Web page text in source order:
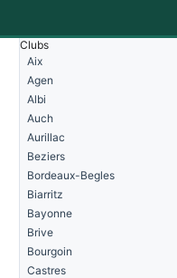
Clubs
Aix
Agen
Albi
Auch
Aurillac
Beziers
Bordeaux-Begles
Biarritz
Bayonne
Brive
Bourgoin
Castres